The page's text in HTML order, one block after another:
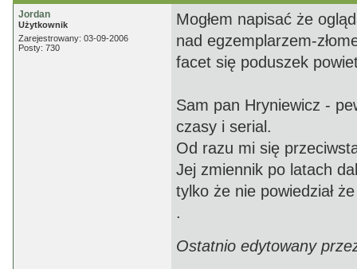
Jordan
Użytkownik
Zarejestrowany: 03-09-2006
Posty: 730
Mogłem napisać że
nad egzemplarzem-
facet się poduszek
Sam pan Hryniewicz -
czasy i serial.
Od razu mi się
Jej zmiennik po latach
tylko że nie powiedział
.
Ostatnio edytowany